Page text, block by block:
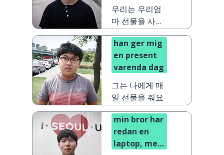
우리는 우리엄
마 선물을 사야
해요
han ger mig
en present
varenda dag
그는 나에게 매
일 선물을 줘요
min bror har
redan en
laptop, men